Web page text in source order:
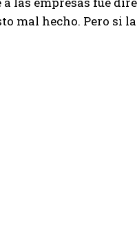
mal hecho. Pero si